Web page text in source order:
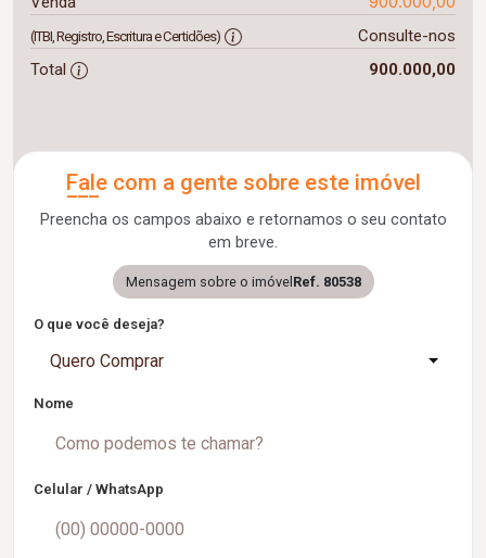
(ITBI, Registro, Escritura e Certidões)
Consulte-nos
Total
900.000,00
Fale com a gente sobre este imóvel
Preencha os campos abaixo e retornamos o seu contato
em breve.
Mensagem sobre o imóvel Ref. 80538
O que você deseja?
Quero Comprar
Nome
Celular / WhatsApp